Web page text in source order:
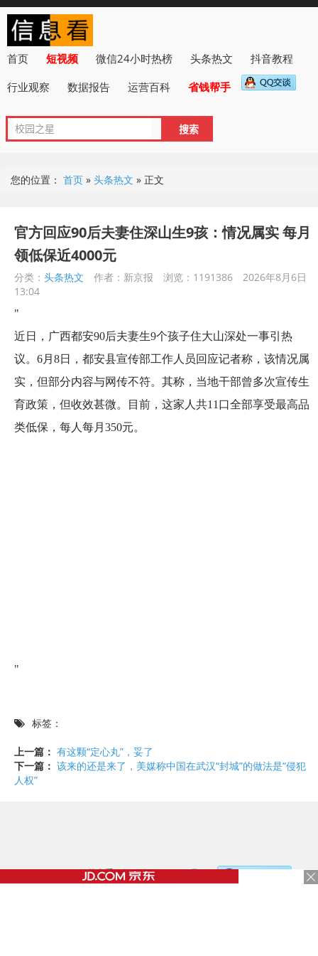
首页 短视频 微信24小时热榜 头条热文
抖音教程
行业观察
数据报告 运营百科 省钱帮手
您的位置： 首页 » 头条热文 » 正文
官方回应90后夫妻住深山生9孩：情况属实 每月
领低保近4000元
分类： 头条热文 作者：新京报 浏览：1191386
2026年8月6日
13:04
"
近日，广西都安90后夫妻生9个孩子住大山深处一事引热
议。6月8日，都安县宣传部工作人员回应记者称，该情况属
实，但部分内容与网传不符。其称，当地干部曾多次宣传生
育政策，但收效甚微。目前，这家人共11口全部享受最高品
类低保，每人每月350元。
"
标签：
上一篇： 有这颗“定心丸”，妥了
下一篇： 该来的还是来了，美媒称中国在武汉“封城”的做法是“侵犯
人权”
©2017 - 2020 / 信息看 /粤ICP备17153186号-2，